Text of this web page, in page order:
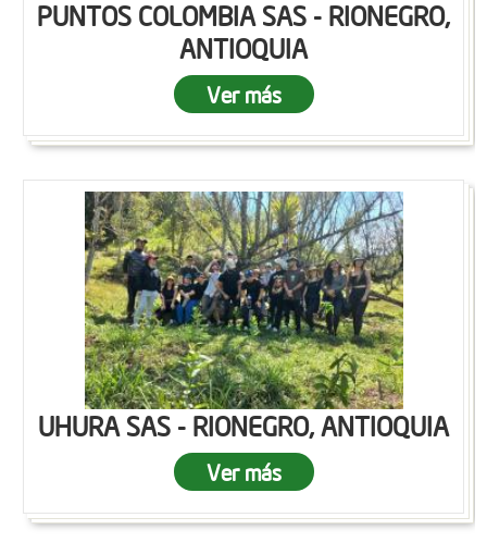
PUNTOS COLOMBIA SAS - RIONEGRO,
ANTIOQUIA
Ver más
UHURA SAS - RIONEGRO, ANTIOQUIA
Ver más